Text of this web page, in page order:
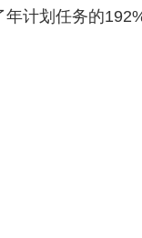
计划任务的